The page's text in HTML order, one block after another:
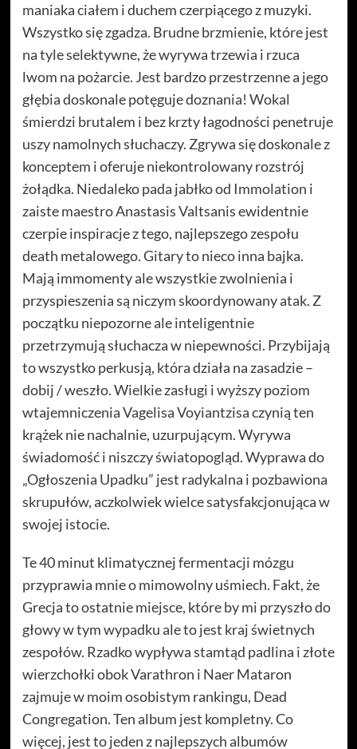
maniaka ciałem i duchem czerpiącego z muzyki.
Wszystko się zgadza. Brudne brzmienie, które jest
na tyle selektywne, że wyrywa trzewia i rzuca
lwom na pożarcie. Jest bardzo przestrzenne a jego
głębia doskonale potęguje doznania! Wokal
śmierdzi brutalem i bez krzty łagodności penetruje
uszy namolnych słuchaczy. Zgrywa się doskonale z
konceptem i oferuje niekontrolowany rozstrój
żołądka. Niedaleko pada jabłko od Immolation i
zaiste maestro Anastasis Valtsanis ewidentnie
czerpie inspiracje z tego, najlepszego zespołu
death metalowego. Gitary to nieco inna bajka.
Mają immomenty ale wszystkie zwolnienia i
przyspieszenia są niczym skoordynowany atak. Z
początku niepozorne ale inteligentnie
przetrzymują słuchacza w niepewności. Przybijają
to wszystko perkusją, która działa na zasadzie –
dobij / weszło. Wielkie zasługi i wyższy poziom
wtajemniczenia Vagelisa Voyiantzisa czynią ten
krążek nie nachalnie, uzurpującym. Wyrywa
świadomość i niszczy światopogląd. Wyprawa do
„Ogłoszenia Upadku” jest radykalna i pozbawiona
skrupułów, aczkolwiek wielce satysfakcjonująca w
swojej istocie.
Te 40 minut klimatycznej fermentacji mózgu
przyprawia mnie o mimowolny uśmiech. Fakt, że
Grecja to ostatnie miejsce, które by mi przyszło do
głowy w tym wypadku ale to jest kraj świetnych
zespołów. Rzadko wypływa stamtąd padlina i złote
wierzchołki obok Varathron i Naer Mataron
zajmuje w moim osobistym rankingu, Dead
Congregation. Ten album jest kompletny. Co
więcej, jest to jeden z najlepszych albumów